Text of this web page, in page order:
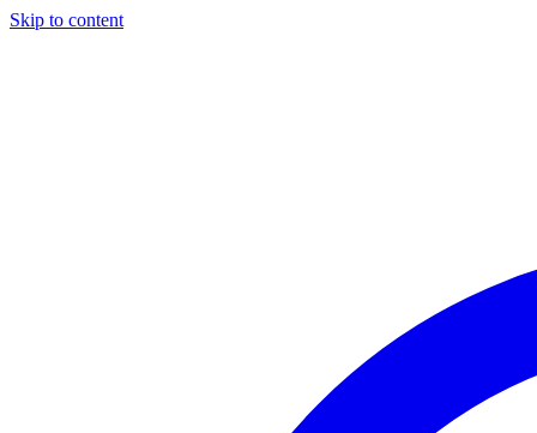
Skip to content